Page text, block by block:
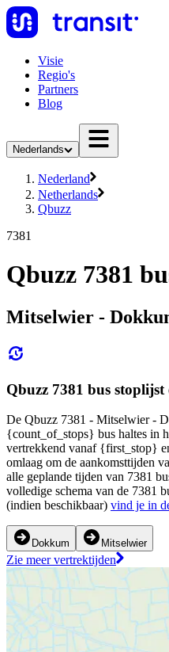
Visie
Regio's
Partners
Blog
Nederlands
Nederland
Netherlands
Qbuzz
7381
Qbuzz 7381
Mitselwier -
Qbuzz 7381 bus
De Qbuzz 7381 - Mitselwier -
{count_of_stops} bus haltes in
vertrekkend vanaf {first_stop}
omlaag om de aankomsttijden
alle geplande tijden van 7381
volledige schema van de 7381
(indien beschikbaar) vind je in
Dokkum Mitselwier
Zie meer vertrektijden